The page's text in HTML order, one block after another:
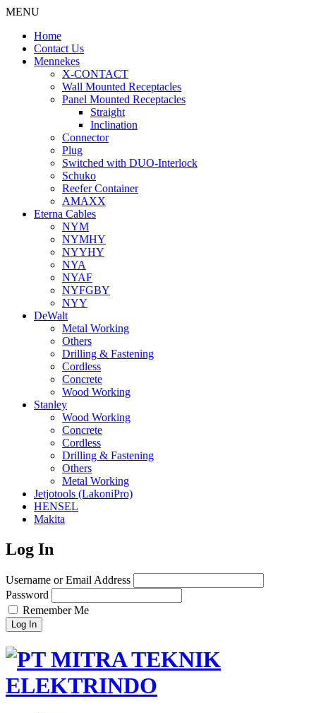
MENU
Home
Contact Us
Mennekes
X-CONTACT
Wall Mounted Receptacles
Panel Mounted Receptacles
Straight
Inclination
Connector
Plug
Switched with DUO-Interlock
Schuko
Reefer Container
AMAXX
Eterna Cables
NYM
NYMHY
NYYHY
NYA
NYAF
NYFGBY
NYY
DeWalt
Metal Working
Others
Drilling & Fastening
Cordless
Concrete
Wood Working
Stanley
Wood Working
Concrete
Cordless
Drilling & Fastening
Others
Metal Working
Jetjotools (LakoniPro)
HENSEL
Makita
Log In
Username or Email Address
Password
Remember Me